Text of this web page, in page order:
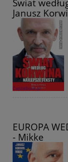
Świat
Janusz
EUROPA
- Mikke